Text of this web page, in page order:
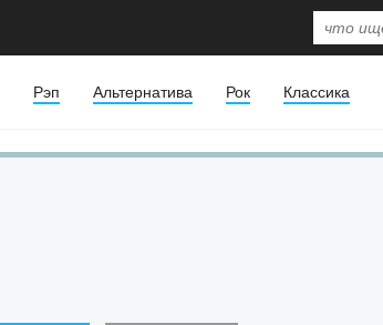
Рэп Альтернатива Рок Классика